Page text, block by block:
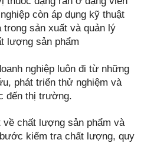
còn áp dụng kỹ thuật
sản xuất và quản lý
lượng sản phẩm
nghiệp luôn đi từ những
phát triển thử nghiệm và
đến thị trường.
về chất lượng sản phẩm và
kiểm tra chất lượng, quy